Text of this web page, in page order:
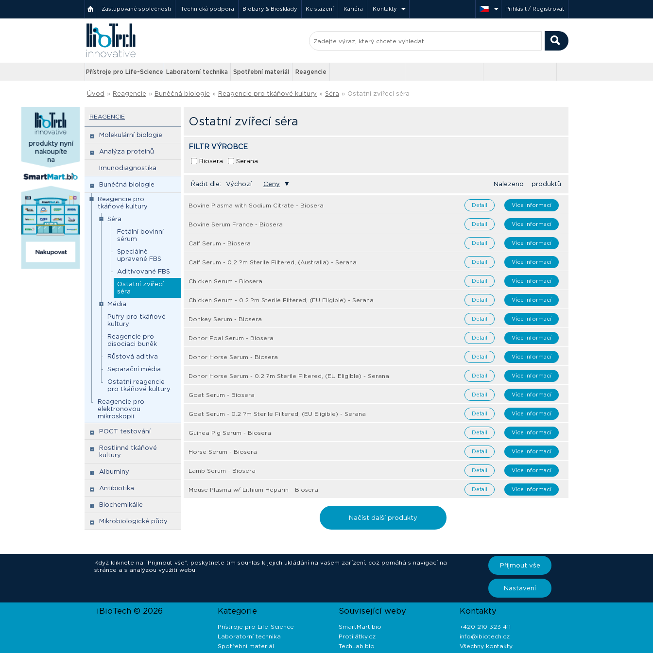
Zastupované společnosti Technická podpora Biobary & Biosklady Ke stažení Kariéra Kontakty Přihlásit / Registrovat
Přístroje pro Life-Science Laboratorní technika Spotřební materiál Reagencie
Úvod » Reagencie » Buněčná biologie » Reagencie pro tkáňové kultury » Séra » Ostatní zvířecí séra
REAGENCIE
Molekulární biologie
Analýza proteinů
Imunodiagnostika
Buněčná biologie
Reagencie pro
tkáňové kultury
Séra
Fetální bovinní
sérum
Speciálně
upravené FBS
Aditivované FBS
Ostatní zvířecí
séra
Média
Pufry pro tkáňové
kultury
Reagencie pro
disociaci buněk
Růstová aditiva
Separační média
Ostatní reagencie
pro tkáňové kultury
Reagencie pro
elektronovou
mikroskopii
POCT testování
Rostlinné tkáňové
kultury
Albuminy
Antibiotika
Biochemikálie
Mikrobiologické půdy
Ostatní zvířecí séra
FILTR VÝROBCE
Biosera Serana
Řadit dle: Výchozí Ceny ▼ Nalezeno produktů
Bovine Plasma with Sodium Citrate - Biosera Více informací
Detail
Bovine Serum France - Biosera Více informací
Detail
Calf Serum - Biosera Více informací
Detail
Calf Serum - 0.2 ?m Sterile Filtered, (Australia) - Serana Více informací
Detail
Chicken Serum - Biosera Více informací
Detail
Chicken Serum - 0.2 ?m Sterile Filtered, (EU Eligible) - Serana Více informací
Detail
Donkey Serum - Biosera Více informací
Detail
Donor Foal Serum - Biosera Více informací
Detail
Donor Horse Serum - Biosera Více informací
Detail
Donor Horse Serum - 0.2 ?m Sterile Filtered, (EU Eligible) - Serana Více informací
Detail
Goat Serum - Biosera Více informací
Detail
Goat Serum - 0.2 ?m Sterile Filtered, (EU Eligible) - Serana Více informací
Detail
Guinea Pig Serum - Biosera Více informací
Detail
Horse Serum - Biosera Více informací
Detail
Lamb Serum - Biosera Více informací
Detail
Mouse Plasma w/ Lithium Heparin - Biosera Více informací
Detail
Načíst další produkty
Když kliknete na “Přijmout vše”, poskytnete tím souhlas k jejich ukládání na vašem zařízení, což pomáhá s navigací na
stránce a s analýzou využití webu.
Přijmout vše
Nastavení
iBioTech © 2026 Kategorie
Přístroje pro Life-Science
Laboratorní technika
Spotřební materiál
Související weby
SmartMart.bio
Protilátky.cz
TechLab.bio
Kontakty
+420 210 323 411
info@ibiotech.cz
Všechny kontakty